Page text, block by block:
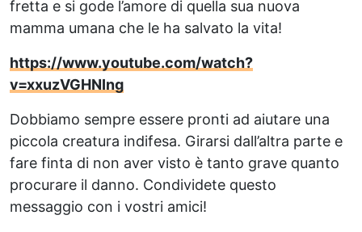
fretta e si gode l’amore di quella sua nuova
mamma umana che le ha salvato la vita!
https://www.youtube.com/watch?
v=xxuzVGHNIng
Dobbiamo sempre essere pronti ad aiutare una
piccola creatura indifesa. Girarsi dall’altra parte e
fare finta di non aver visto è tanto grave quanto
procurare il danno. Condividete questo
messaggio con i vostri amici!